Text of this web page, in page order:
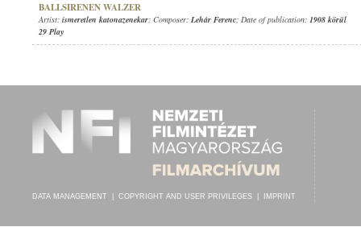
BALLSIRENEN WALZER
Artist: ismeretlen katonazenekar; Composer: Lehár Ferenc; Date of publication: 1908 körül
29 Play
DATA MANAGEMENT COPYRIGHT AND USER PRIVILEGES IMPRINT